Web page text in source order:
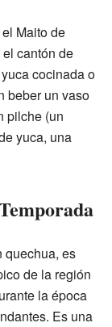
Maito de
cantón de
cocinada o
beber un vaso
pilche (un
yuca, una
quechua, es
de la región
la época
Es una